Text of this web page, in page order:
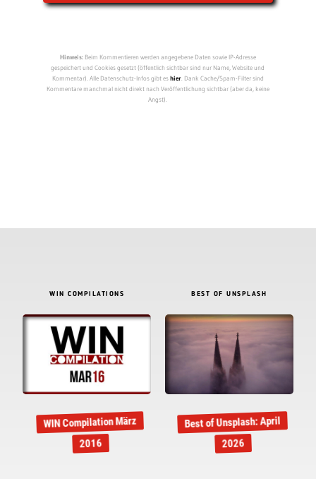
Hinweis:Beim Kommentieren werden angegebene Daten sowie IP-Adresse
gespeichert und Cookies gesetzt (öffentlich sichtbar sind nur Name, Website und
Kommentar). Alle Datenschutz-Infos gibt eshier. Dank Cache/Spam-Filter sind
Kommentare manchmal nicht direkt nach Veröffentlichung sichtbar (aber da, keine
Angst).
WIN COMPILATIONS
WIN Compilation März
2016
BEST OF UNSPLASH
Best of Unsplash: April
2026